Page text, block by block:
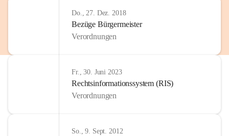
Do., 27. Dez. 2018
Bezüge Bürgermeister
Verordnungen
Fr., 30. Juni 2023
Rechtsinformationssystem (RIS)
Verordnungen
So., 9. Sept. 2012